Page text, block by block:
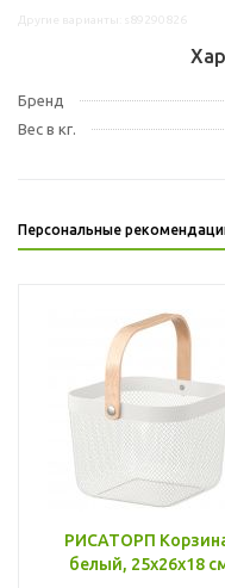
Бренд
Вес в кг.
Персональные
РИСАТОРП
белый, 25x26x18